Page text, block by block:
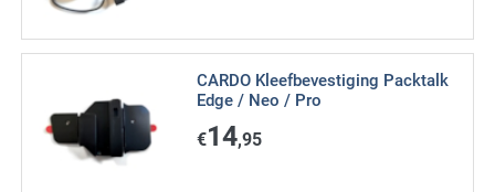
CARDO Kleefbevestiging Packtalk
Edge / Neo / Pro
€14,95